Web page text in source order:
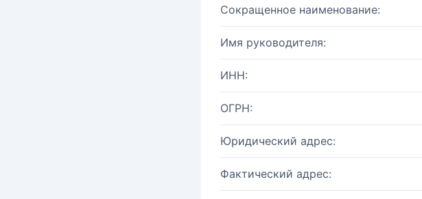
Сокращенное наименование:
Имя руководителя:
ИНН:
ОГРН:
Юридический адрес:
Фактический адрес: